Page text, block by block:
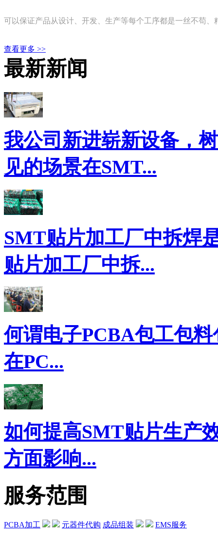
可以保证产品从设计、开发、生产等每个工序都是一丝不苟、
查看更多 >>
最新新闻
我公司新进崭新设备，
见的场景在SMT...
SMT贴片加工厂中拆焊
贴片加工厂中拆...
何谓电子PCBA包工包料
在PC...
如何提高SMT贴片生产
方面影响...
服务范围
PCBA加工 元器件代购 成品组装 EMS服务